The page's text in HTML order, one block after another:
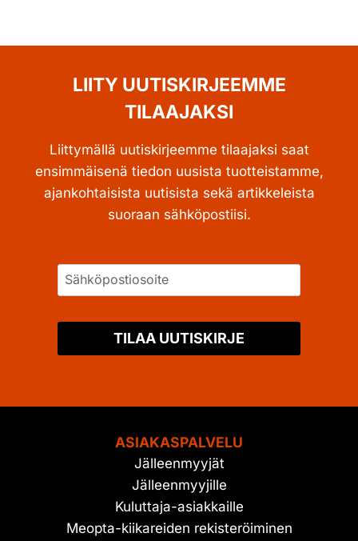
LIITY UUTISKIRJEEMME
TILAAJAKSI
Liittymällä uutiskirjeemme tilaajaksi saat
ensimmäisenä tiedon uusista tuotteistamme,
ajankohtaisista uutisista sekä artikkeleista
suoraan sähköpostiisi.
TILAA UUTISKIRJE
ASIAKASPALVELU
Jälleenmyyjät
Jälleenmyyjille
Kuluttaja-asiakkaille
Meopta-kiikareiden rekisteröiminen